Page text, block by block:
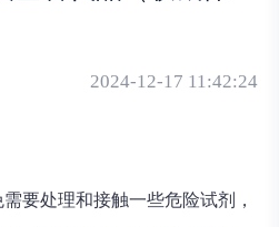
2024-12-17 11:42:24
要处理和接触一些危险试剂，